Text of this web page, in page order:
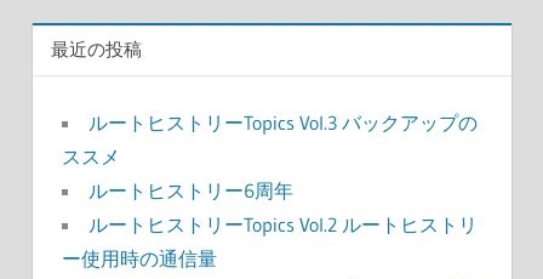
最近の投稿
ルートヒストリーTopics Vol.3 バックアップの
ススメ
ルートヒストリー6周年
ルートヒストリーTopics Vol.2 ルートヒストリ
ー使用時の通信量